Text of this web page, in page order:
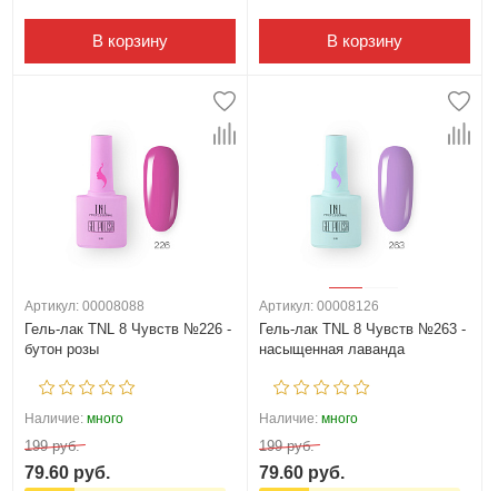
В корзину В корзину
Артикул: 00008088
Гель-лак TNL 8 Чувств №226 -
бутон розы
Наличие: много
199 руб.
79.60 руб.
Артикул: 00008126
Гель-лак TNL 8 Чувств №263 -
насыщенная лаванда
Наличие: много
199 руб.
79.60 руб.